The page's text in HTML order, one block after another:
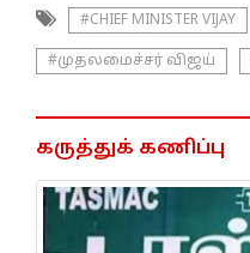
#CHIEF MINISTER VIJAY
#முதலமைச்சர் விஜய்
கருத்துக் கணிப்பு